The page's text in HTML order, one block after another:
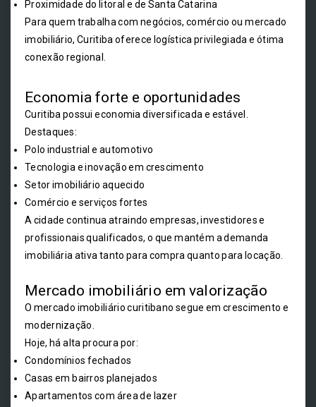
Proximidade do litoral e de Santa Catarina
Para quem trabalha com negócios, comércio ou mercado
imobiliário, Curitiba oferece logística privilegiada e ótima
conexão regional.
Economia forte e oportunidades
Curitiba possui economia diversificada e estável.
Destaques:
Polo industrial e automotivo
Tecnologia e inovação em crescimento
Setor imobiliário aquecido
Comércio e serviços fortes
A cidade continua atraindo empresas, investidores e
profissionais qualificados, o que mantém a demanda
imobiliária ativa tanto para compra quanto para locação.
Mercado imobiliário em valorização
O mercado imobiliário curitibano segue em crescimento e
modernização.
Hoje, há alta procura por:
Condomínios fechados
Casas em bairros planejados
Apartamentos com área de lazer